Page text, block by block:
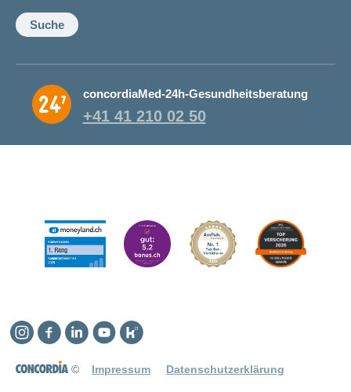
Suche
concordiaMed-24h-Gesundheitsberatung
+41 41 210 02 50
© Impressum Datenschutzerklärung
Instagram
Facebook
LinkedinYouTube
Kununu